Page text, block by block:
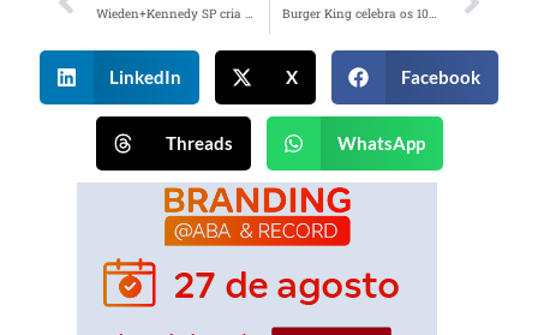
Burger King celebra os 100 anos da Warner Bros. com novos brinquedos para o King Jr.
LinkedIn X Facebook
Threads WhatsApp